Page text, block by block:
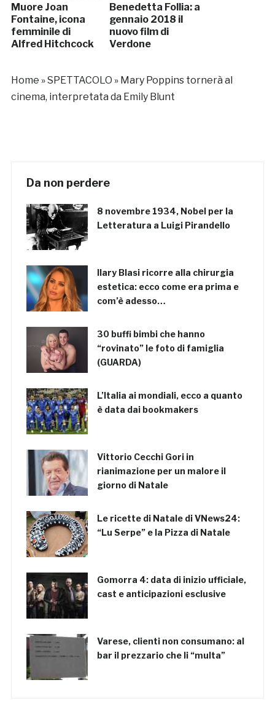
Muore Joan
Fontaine, icona
femminile di
Alfred Hitchcock
Benedetta Follia: a
gennaio 2018 il
nuovo film di
Verdone
Home »SPETTACOLO » Mary Poppins tornerà al
cinema, interpretata da Emily Blunt
Da non perdere
8 novembre 1934, Nobel per la
Letteratura a Luigi Pirandello
Ilary Blasi ricorre alla chirurgia
estetica: ecco come era prima e
com’è adesso…
30 buffi bimbi che hanno
“rovinato” le foto di famiglia
(GUARDA)
L’Italia ai mondiali, ecco a quanto
è data dai bookmakers
Vittorio Cecchi Gori in
rianimazione per un malore il
giorno di Natale
Le ricette di Natale di VNews24:
“Lu Serpe” e la Pizza di Natale
Gomorra 4: data di inizio ufficiale,
cast e anticipazioni esclusive
Varese, clienti non consumano: al
bar il prezzario che li “multa”